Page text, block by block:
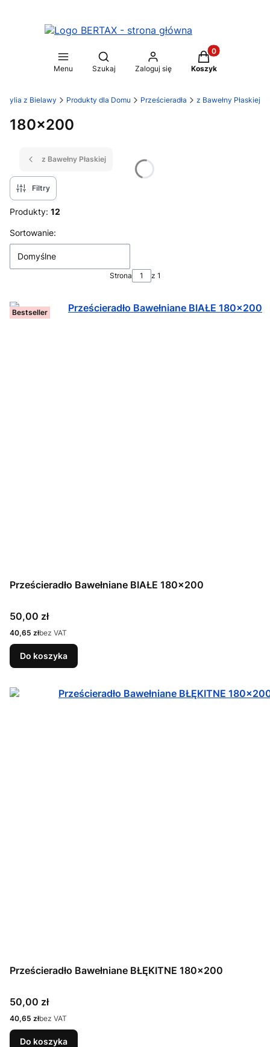
Menu
Otwórz wyszukiwarkę
Szukaj Zaloguj się
Produkty w
Koszyk
z Bielawy Produkty dla Domu Prześcieradła z Bawełny Płaskiej
180x200
z Bawełny Płaskiej
Filtry
Produkty: 12
Lista produktów
Sortowanie:
Domyślne
Strona z 1
Bestseller
Prześcieradło Bawełniane BIAŁE 180x200
Cena
50,00 zł
Cena
40,65 złbez VAT
Do koszyka
Prześcieradło Bawełniane BŁĘKITNE 180x200
Cena
50,00 zł
Cena
40,65 złbez VAT
Do koszyka